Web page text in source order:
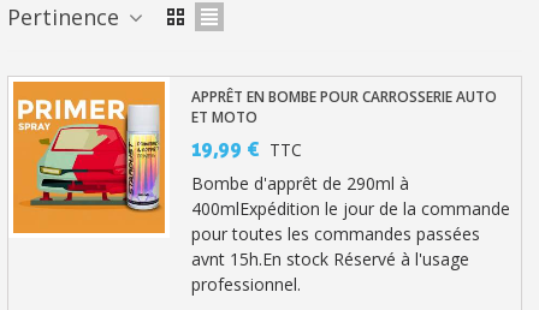
Partagez vos créations et obtenez des bons d'achat
Gagnez des points de fidélité à chaque commande
Retour produits sous 14 jours
Réduction de 5€ sur la première commande
10€ de bon d'achat pour chaque parrainage
Pertinence
APPRÊT EN BOMBE POUR CARROSSERIE AUTO
ET MOTO
19,99 € TTC
Bombe d'apprêt de 290ml à
400mlExpédition le jour de la commande
pour toutes les commandes passées
avnt 15h.En stock Réservé à l'usage
professionnel.